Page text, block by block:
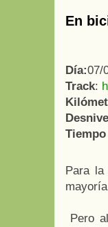
En
Día:07/
Track:
Para
Pero